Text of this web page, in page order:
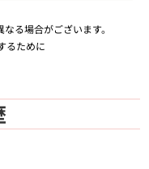
る場合がございます。
るために